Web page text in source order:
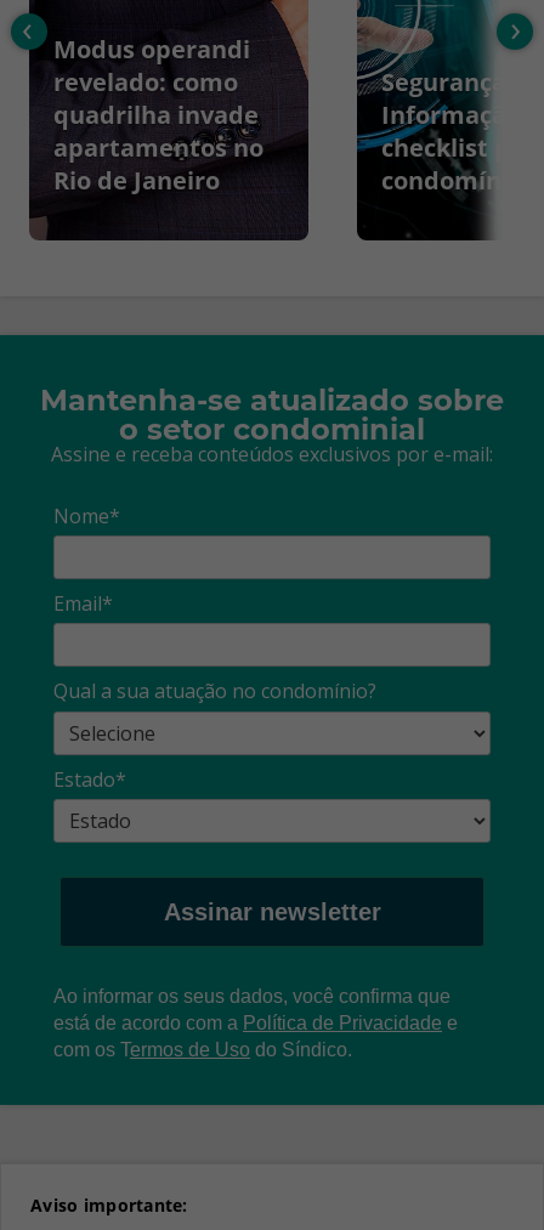
Modus operandi
revelado: como
quadrilha invade
apartamentos no
Rio de Janeiro
Segurança da
Informação:
checklist
condomínios
‹ ›
Mantenha-se atualizado sobre
o setor condominial
Assine e receba conteúdos exclusivos por e-mail:
Nome*
Email*
Qual a sua atuação no condomínio?
Estado*
Assinar newsletter
Ao informar os seus dados, você confirma que
está de acordo com a Política de Privacidade e
com os Termos de Uso do Síndico.
Aviso importante: